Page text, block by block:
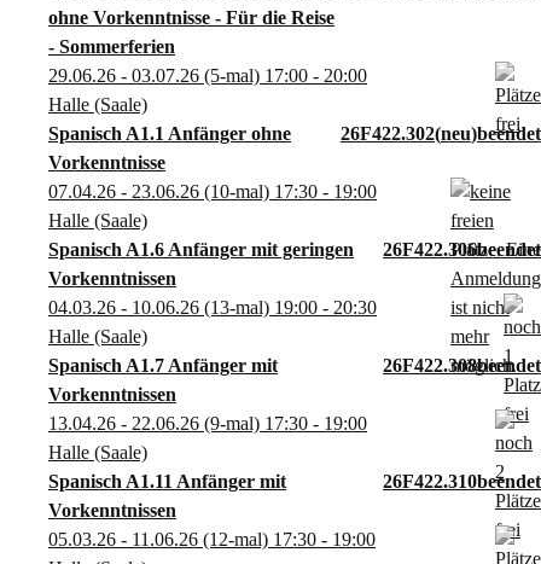
ohne Vorkenntnisse - Für die Reise
- Sommerferien
29.06.26 - 03.07.26 (5-mal) 17:00 - 20:00
Halle (Saale)
Spanisch A1.1 Anfänger ohne
Vorkenntnisse
26F422.302 neu
07.04.26 - 23.06.26 (10-mal) 17:30 - 19:00
Halle (Saale)
Spanisch A1.6 Anfänger mit geringen
Vorkenntnissen
26F422.306
04.03.26 - 10.06.26 (13-mal) 19:00 - 20:30
Halle (Saale)
Spanisch A1.7 Anfänger mit
Vorkenntnissen
26F422.308
13.04.26 - 22.06.26 (9-mal) 17:30 - 19:00
Halle (Saale)
Spanisch A1.11 Anfänger mit
Vorkenntnissen
26F422.310
05.03.26 - 11.06.26 (12-mal) 17:30 - 19:00